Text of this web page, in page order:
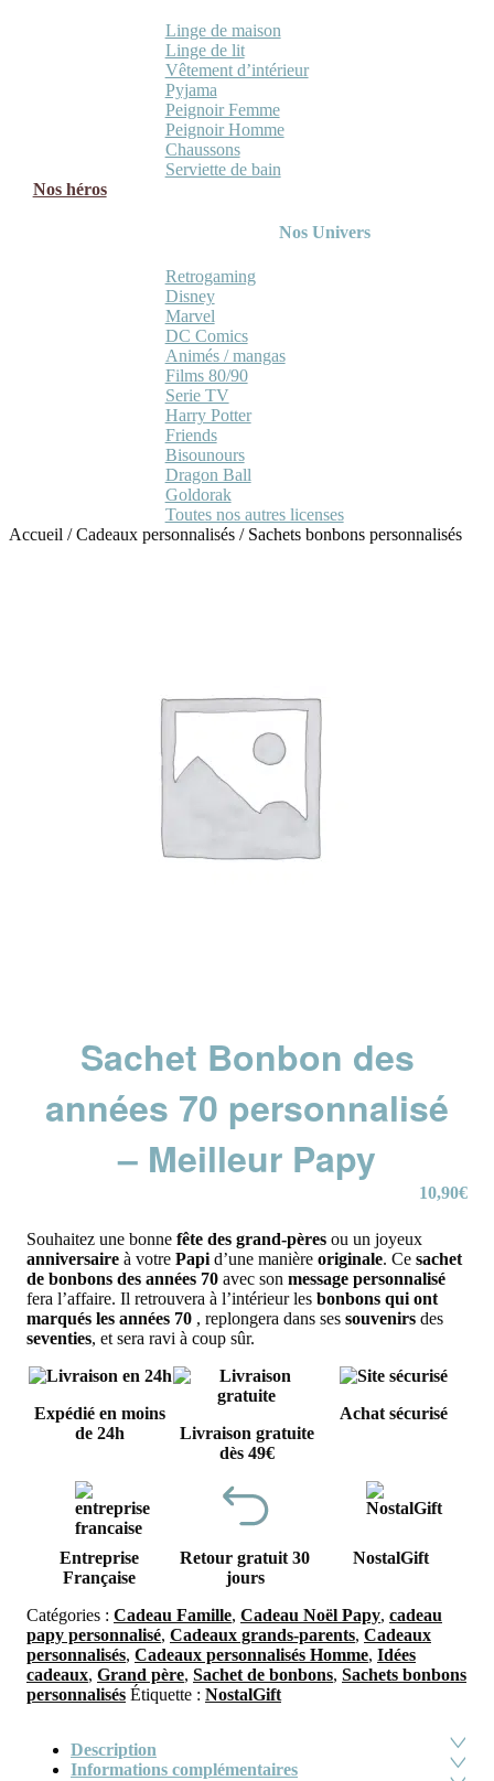
Linge de maison
Linge de lit
Vêtement d’intérieur
Pyjama
Peignoir Femme
Peignoir Homme
Chaussons
Serviette de bain
Nos héros
Nos Univers
Retrogaming
Disney
Marvel
DC Comics
Animés / mangas
Films 80/90
Serie TV
Harry Potter
Friends
Bisounours
Dragon Ball
Goldorak
Toutes nos autres licenses
Accueil /Cadeaux personnalisés / Sachets bonbons personnalisés
Sachet Bonbon des
années 70 personnalisé
– Meilleur Papy
10,90€
Souhaitez une bonne fête des grand-pères ou un joyeux
anniversaire à votre Papi d’une manière originale. Ce sachet
de bonbons des années 70 avec son message personnalisé
fera l’affaire. Il retrouvera à l’intérieur les bonbons qui ont
marqués les années 70 , replongera dans ses souvenirs des
seventies, et sera ravi à coup sûr.
Expédié en moins
de 24h
Livraison gratuite
dès 49€
Achat sécurisé
Entreprise
Française
Retour gratuit 30
jours
NostalGift
Catégories : Cadeau Famille, Cadeau Noël Papy, cadeau
papy personnalisé, Cadeaux grands-parents, Cadeaux
personnalisés, Cadeaux personnalisés Homme, Idées
cadeaux, Grand père, Sachet de bonbons, Sachets bonbons
personnalisés Étiquette : NostalGift
Description
Informations complémentaires